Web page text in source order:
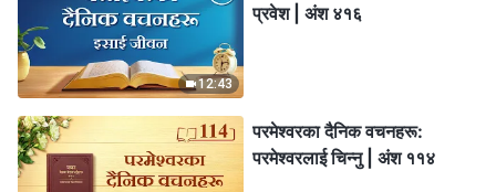
12:43
प्रवेश | अंश ४१६
परमेश्‍वरका दैनिक वचनहरू:
परमेश्‍वरलाई चिन्‍नु | अंश ११४